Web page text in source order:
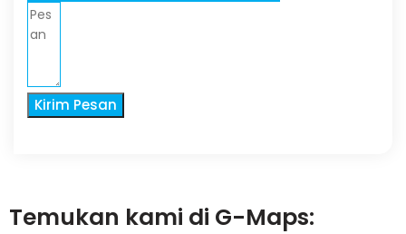
Kirim Pesan
Temukan kami di G-Maps: